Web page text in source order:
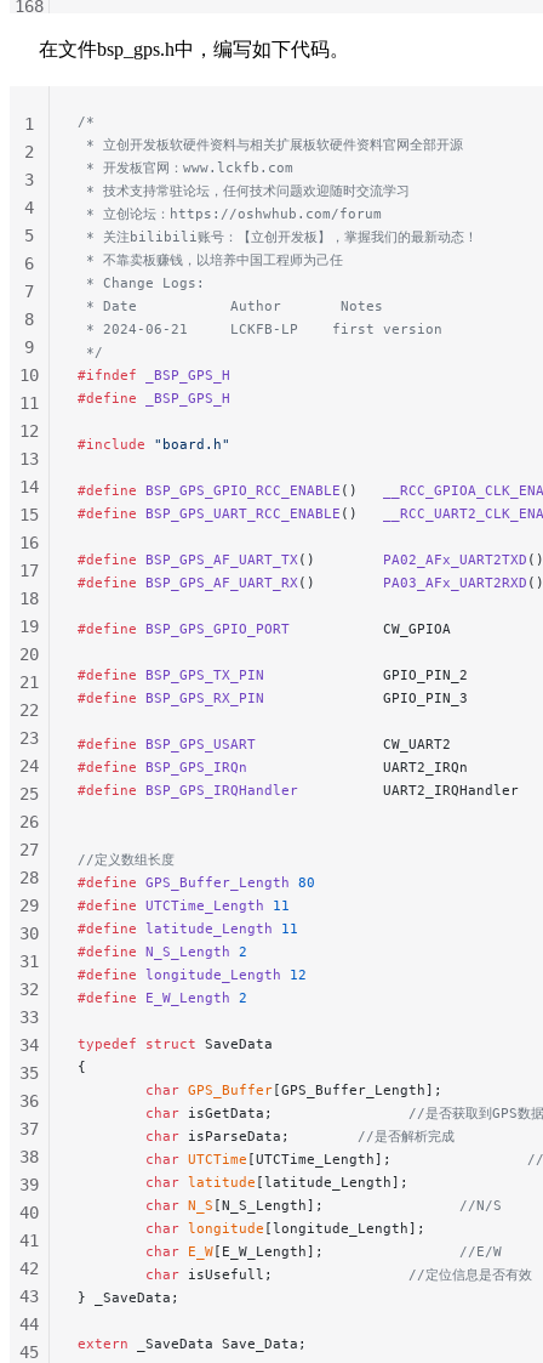
168
170
172
173
174
175
176
177
178
179
180
181
182
183
184
185
186
187
188
189
190
191
192
193
194
195
196
197
198
199
200
201
202
203
204
在文件bsp_gps.h中，编写如下代码。
/*
* 立创开发板软硬件资料与相关扩展板软硬件资料官网全部开源
* 开发板官网：www.lckfb.com
* 技术支持常驻论坛，任何技术问题欢迎随时交流学习
* 立创论坛：https://oshwhub.com/forum
* 关注bilibili账号：【立创开发板】，掌握我们的最新动态！
* 不靠卖板赚钱，以培养中国工程师为己任
* Change Logs:
* Date           Author       Notes
* 2024-06-21     LCKFB-LP    first version
*/
#ifndef _BSP_GPS_H
#define _BSP_GPS_H
#include "board.h"
#define BSP_GPS_GPIO_RCC_ENABLE ()
#define BSP_GPS_UART_RCC_ENABLE ()
#define BSP_GPS_AF_UART_TX () PA02_AFx_UART2TXD ()
#define BSP_GPS_AF_UART_RX () PA03_AFx_UART2RXD ()
#define BSP_GPS_GPIO_PORT
           CW_GPIOA
#define BSP_GPS_TX_PIN
              GPIO_PIN_2
#define BSP_GPS_RX_PIN
              GPIO_PIN_3
#define BSP_GPS_USART
               CW_UART2
#define BSP_GPS_IRQn
                UART2_IRQn
#define BSP_GPS_IRQHandler
          UART2_IRQHandler
//定义数组长度
#define GPS_Buffer_Length 80
#define UTCTime_Length 11
#define latitude_Length 11
#define N_S_Length 2
#define longitude_Length 12
#define E_W_Length 2
typedef struct SaveData
{
        char
GPS_Buffer[GPS_Buffer_Length];
        char
isGetData;
                //是否获取到GPS数据
        char
isParseData;
        //是否解析完成
        char
UTCTime [UTCTime_Length];
//
        char
latitude [latitude_Length];
        char
N_S [N_S_Length];
                //N/S
        char
longitude [longitude_Length];
        char
E_W[E_W_Length];
                //E/W
        char
isUsefull;
                //定位信息是否有效
} _SaveData;
extern _SaveData Save_Data;
1
2
3
4
5
6
7
8
9
10
11
12
13
14
15
16
17
18
19
20
21
22
23
24
25
26
27
28
29
30
31
32
33
34
35
36
37
38
39
40
41
42
43
44
45